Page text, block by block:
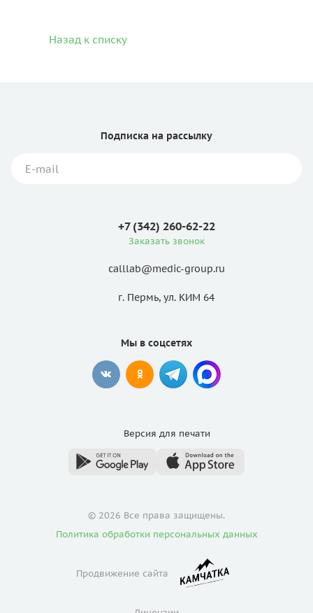
Назад к списку
Подписка на рассылку
+7 (342) 260-62-22
Заказать звонок
calllab@medic-group.ru
г. Пермь, ул. КИМ 64
Мы в соцсетях
Версия для печати
© 2026 Все права защищены.
Политика обработки персональных данных
Продвижение сайта